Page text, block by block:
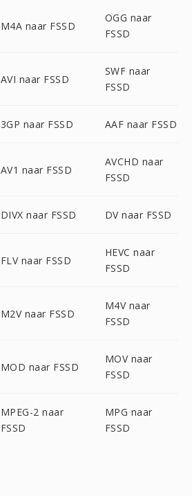
M4A naar FSSD
OGG naar
FSSD
AVI naar FSSD
SWF naar
FSSD
3GP naar FSSD AAF naar FSSD
AV1 naar FSSD
AVCHD naar
FSSD
DIVX naar FSSD DV naar FSSD
FLV naar FSSD
HEVC naar
FSSD
M2V naar FSSD
M4V naar
FSSD
MOD naar FSSD
MOV naar
FSSD
MPEG-2 naar
FSSD
MPG naar
FSSD